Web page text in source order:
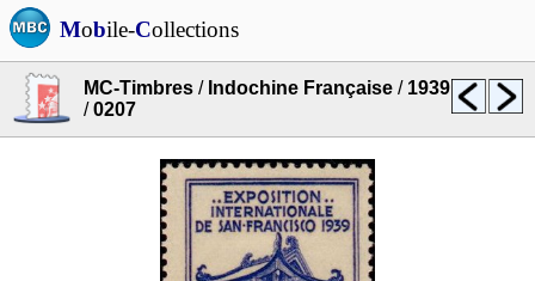
Mobile-Collections
MC-Timbres / Indochine Française / 1939
/0207